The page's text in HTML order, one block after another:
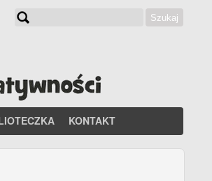
Szukaj
KONTAKT